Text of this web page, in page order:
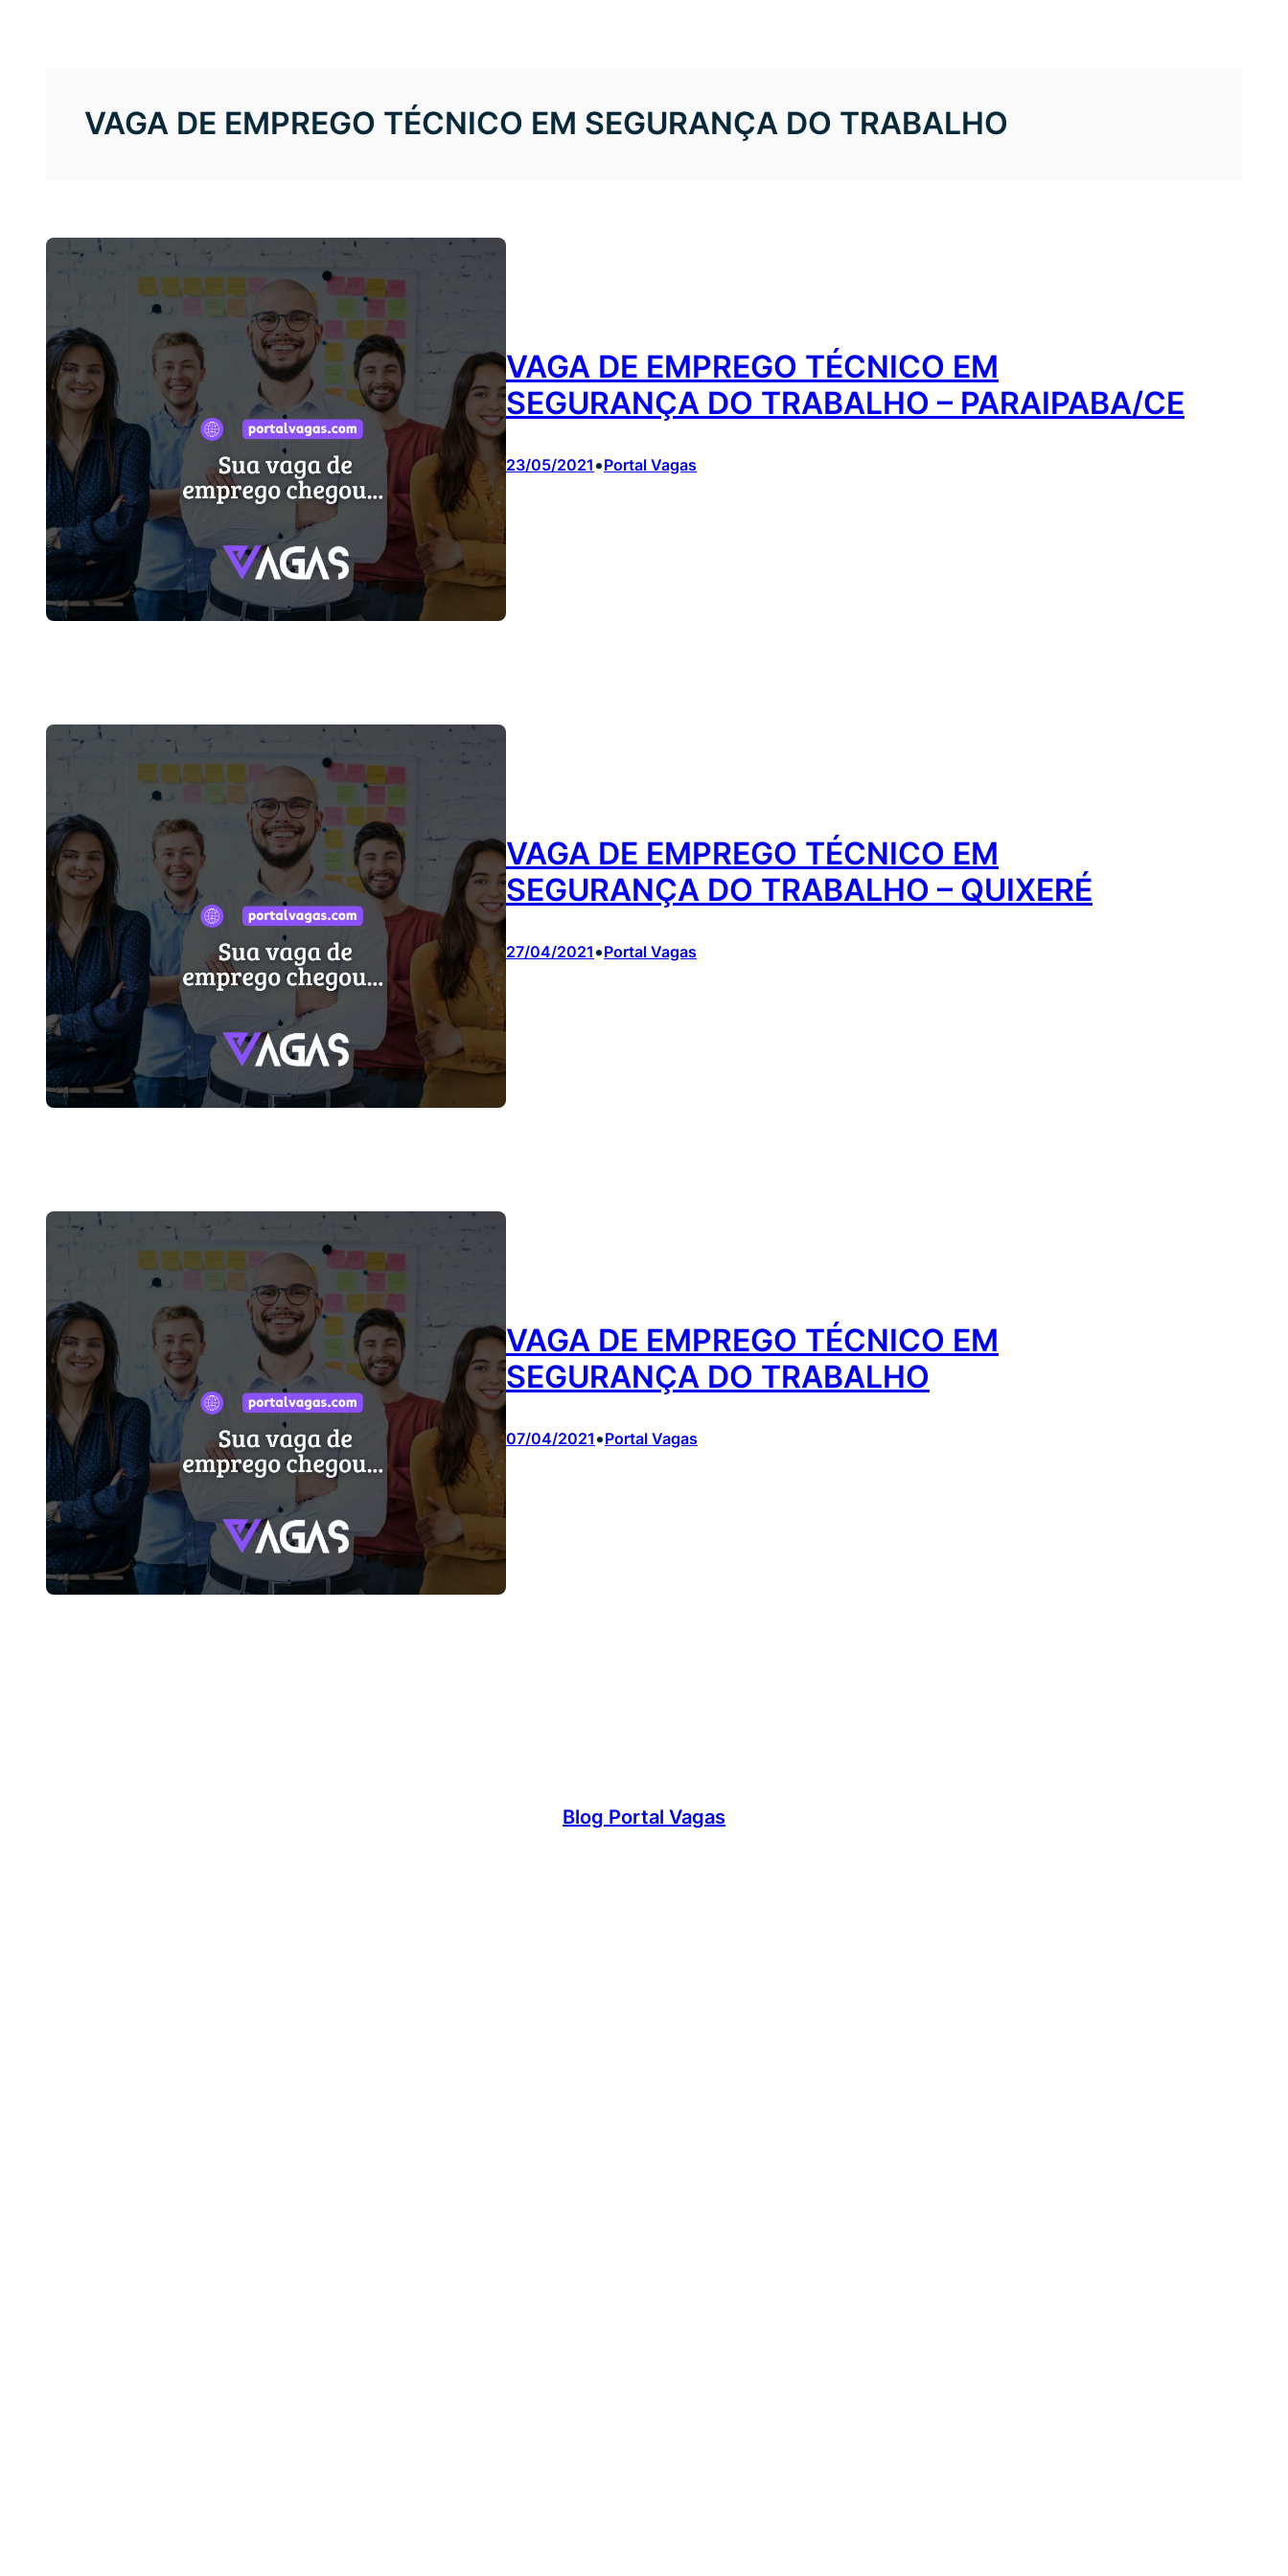
VAGA DE EMPREGO TÉCNICO EM SEGURANÇA DO TRABALHO
VAGA DE EMPREGO TÉCNICO EM
SEGURANÇA DO TRABALHO – PARAIPABA/CE
23/05/2021•Portal Vagas
VAGA DE EMPREGO TÉCNICO EM
SEGURANÇA DO TRABALHO – QUIXERÉ
27/04/2021•Portal Vagas
VAGA DE EMPREGO TÉCNICO EM
SEGURANÇA DO TRABALHO
07/04/2021•Portal Vagas
Blog Portal Vagas